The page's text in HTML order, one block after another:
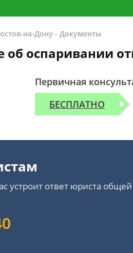
на-Дону - Документы
об оспаривании
Первичная
БЕСПЛАТНО
устроит ответ юриста общей